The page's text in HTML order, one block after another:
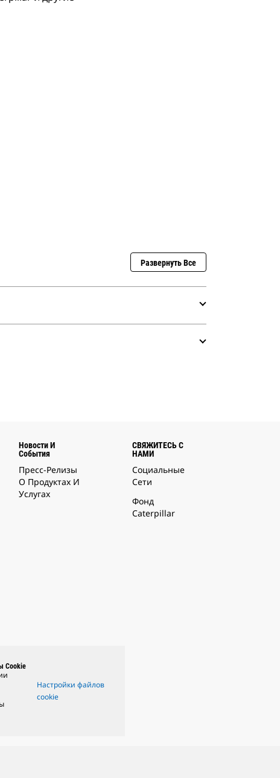
Развернуть Все
Новости И
События
Пресс-Релизы
О Продуктах И
Услугах
СВЯЖИТЕСЬ С
НАМИ
Социальные
Сети
Фонд
Caterpillar
Cookie
Настройки файлов
cookie